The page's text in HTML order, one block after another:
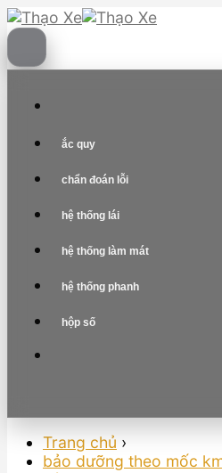
Skip
to
content
ắc quy
chẩn đoán lỗi
hệ thống lái
hệ thống làm mát
hệ thống phanh
hộp số
Trang chủ ›
bảo dưỡng theo mốc